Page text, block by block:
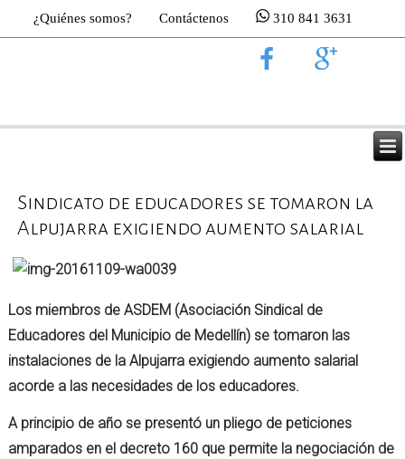
¿Quiénes somos? Contáctenos 310 841 3631
Sindicato de educadores se tomaron la
Alpujarra exigiendo aumento salarial
Los miembros de ASDEM (Asociación Sindical de
Educadores del Municipio de Medellín) se tomaron las
instalaciones de la Alpujarra exigiendo aumento salarial
acorde a las necesidades de los educadores.
A principio de año se presentó un pliego de peticiones
amparados en el decreto 160 que permite la negociación de